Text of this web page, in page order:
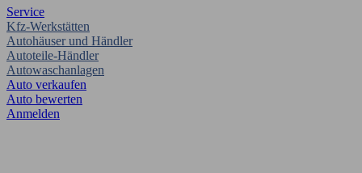
Service
Kfz-Werkstätten
Autohäuser und Händler
Autoteile-Händler
Autowaschanlagen
Auto verkaufen
Auto bewerten
Anmelden